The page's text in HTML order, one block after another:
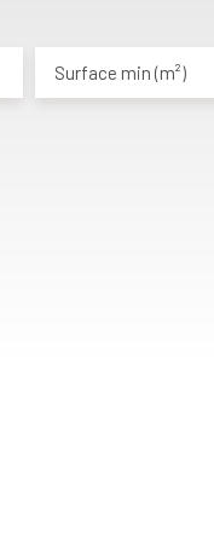
Surface min (m²)